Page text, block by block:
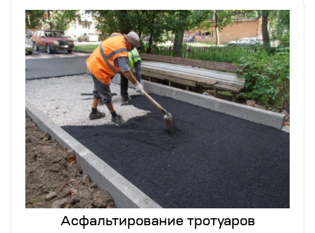
Асфальтирование тротуаров